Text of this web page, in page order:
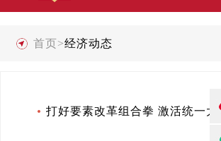
首页>经济动态
打好要素改革组合拳 激活统一大